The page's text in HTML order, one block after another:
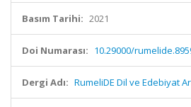
Basım Tarihi: 2021
Doi Numarası: 10.29000/
Dergi Adı: RumeliDE Dil ve Edebiyat